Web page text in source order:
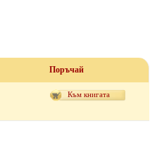
Поръчай
Към книгата